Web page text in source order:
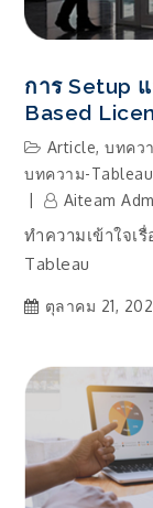
การ Setup
Based
Article,บทคว
บทความ-
Aiteam
ทำความเข้าใจเ
Tableau
ตุลาคม 21,